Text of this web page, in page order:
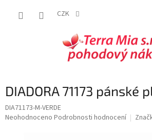
CZK
DIADORA 71173 pánské
DIA71173-M-VERDE
Průměrné
Neohodnoceno Podrobnosti hodnocení